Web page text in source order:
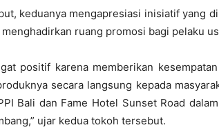
keduanya mengapresiasi inisiatif yang
ruang promosi bagi pelaku
positif karena memberikan
secara langsung kepada
Bali dan Fame Hotel Sunset Road
ujar kedua tokoh tersebut.